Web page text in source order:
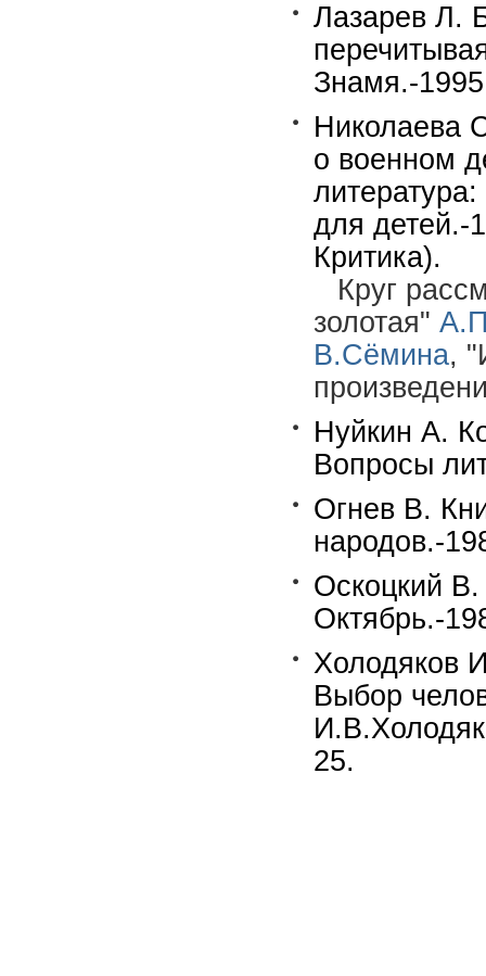
Лазарев Л.
Знамя.-
Николаева
о военном
для детей.-
Критика).
Круг
золотая"
В.Сёмина,
Нуйкин А.
Вопросы
Огнев В.
народов.-
Оскоцкий
Октябрь.-
Холодяков
Выбор
25.